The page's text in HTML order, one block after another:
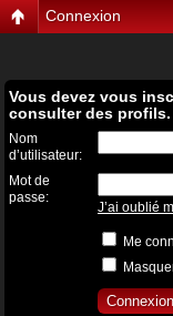
Connexion
Vous devez vous
consulter des profils.
Nom
d’utilisateur:
Mot de
passe:
J’ai oublié
Me